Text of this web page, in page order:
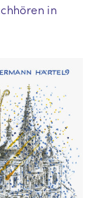
in